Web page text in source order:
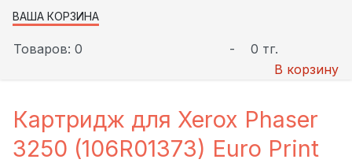
ВАША КОРЗИНА
Товаров: 0 -
0 тг.
В корзину
Картридж для Xerox Phaser
3250 (106R01373) Euro Print